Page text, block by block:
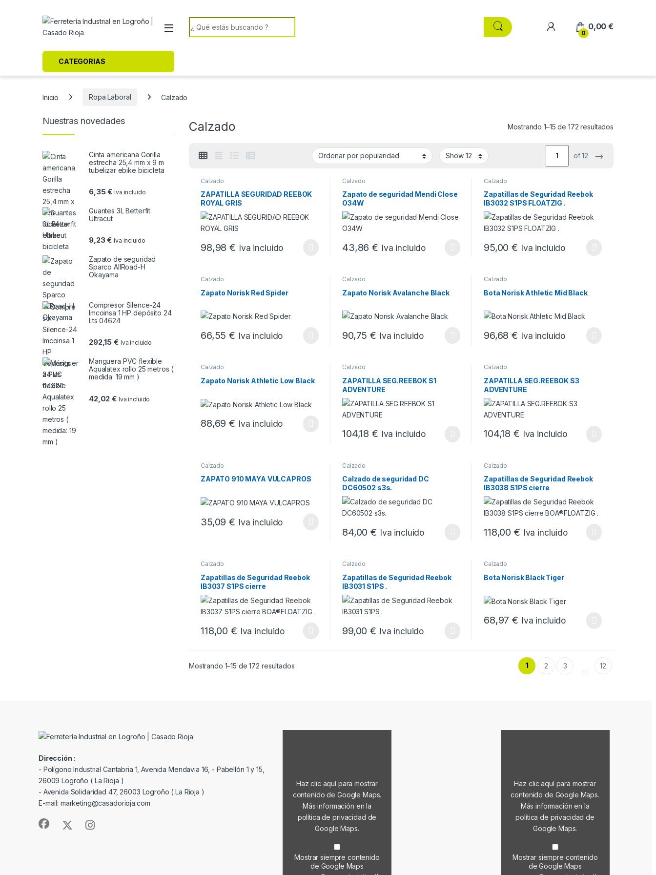
Search for:
0
0,00€
CATEGORIAS
Inicio Ropa Laboral Calzado
Calzado Mostrando 1–15 de 172 resultados
of 12 →
Calzado
ZAPATILLA SEGURIDAD REEBOK
ROYAL GRIS
98,98€ Iva incluido
Este producto tiene múltiples variantes. Las opciones se pueden elegir en la página de producto
Calzado
Zapato de seguridad Mendi Close
O34W
43,86€ Iva incluido
Este producto tiene múltiples variantes. Las opciones se pueden elegir en la página de producto
Calzado
Zapatillas de Seguridad Reebok
IB3032 S1PS FLOATZIG .
95,00€ Iva incluido
Este producto tiene múltiples variantes. Las
Calzado
Zapato Norisk Red Spider
66,55€ Iva incluido
Este producto tiene múltiples variantes. Las opciones se pueden elegir en la página de producto
Calzado
Zapato Norisk Avalanche Black
90,75€ Iva incluido
Este producto tiene múltiples variantes. Las opciones se pueden elegir en la página de producto
Calzado
Bota Norisk Athletic Mid Black
96,68€ Iva incluido
Este producto tiene múltiples variantes. Las
Calzado
Zapato Norisk Athletic Low Black
88,69€ Iva incluido
Este producto tiene múltiples variantes. Las opciones se pueden elegir en la página de producto
Calzado
ZAPATILLA SEG.REEBOK S1
ADVENTURE
104,18 € Iva incluido
Este producto tiene múltiples variantes. Las opciones se pueden elegir en la página de producto
Calzado
ZAPATILLA SEG.REEBOK S3
ADVENTURE
104,18 € Iva incluido
Este producto tiene múltiples variantes. Las
Calzado
ZAPATO 910 MAYA VULCAPROS
35,09€ Iva incluido
Este producto tiene múltiples variantes. Las opciones se pueden elegir en la página de producto
Calzado
Calzado de seguridad DC
DC60502 s3s.
84,00€ Iva incluido
Este producto tiene múltiples variantes. Las opciones se pueden elegir en la página de producto
Calzado
Zapatillas de Seguridad Reebok
IB3038 S1PS cierre
BOA®FLOATZIG .
118,00 € Iva incluido
Este producto tiene múltiples variantes. Las
Calzado
Zapatillas de Seguridad Reebok
IB3037 S1PS cierre
BOA®FLOATZIG .
118,00€ Iva incluido
Este producto tiene múltiples variantes. Las opciones se pueden elegir en la página de producto
Calzado
Zapatillas de Seguridad Reebok
IB3031 S1PS .
99,00€ Iva incluido
Este producto tiene múltiples variantes. Las opciones se pueden elegir en la página de producto
Calzado
Bota Norisk Black Tiger
68,97€ Iva incluido
Este producto tiene múltiples variantes. Las
Mostrando 1–15 de 172 resultadosOrdenado por popularidad 1 2 3 … 12
Nuestras novedades
Cinta americana Gorilla
estrecha 25,4 mm x 9 m
tubelizar ebike bicicleta
6,35€ Iva incluido
Guantes 3L Betterfit
Ultracut
9,23€ Iva incluido
Zapato de seguridad
Sparco AllRoad-H
Okayama
Compresor Silence-24
Imcoinsa 1 HP depósito 24
Lts 04624
292,15€ Iva incluido
Manguera PVC flexible
Aqualatex rollo 25 metros (
medida: 19 mm )
42,02€ Iva incluido
Dirección :
- Polígono Industrial Cantabria 1, Avenida Mendavia 16, - Pabellón 1 y 15,
26009 Logroño ( La Rioja )
- Avenida Solidaridad 47, 26003 Logroño ( La Rioja )
E-mail: marketing@casadorioja.com
Haz clic aquí para mostrar
contenido de Google Maps.
Más información en la
política de privacidad de
Google Maps.
Mostrar siempre contenido
de Google Maps
Haz clic aquí para mostrar
contenido de Google Maps.
Más información en la
política de privacidad de
Google Maps.
Mostrar siempre contenido
de Google Maps